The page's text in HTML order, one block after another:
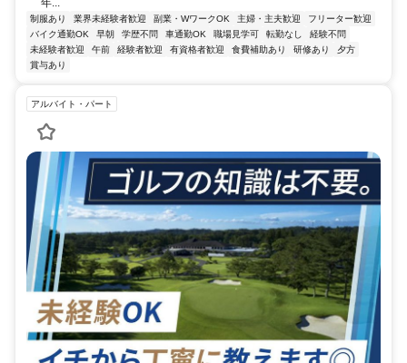
年...
制服あり 業界未経験者歓迎 副業・WワークOK 主婦・主夫歓迎
フリーター歓迎
バイク通勤OK
早朝 学歴不問 車通勤OK 職場見学可 転勤なし
経験不問
未経験者歓迎
午前 経験者歓迎 有資格者歓迎 食費補助あり 研修あり
夕方
賞与あり
アルバイト・パート